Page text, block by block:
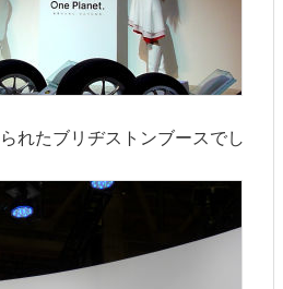
れたブリヂストンブースでし